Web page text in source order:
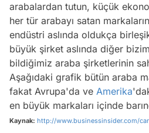
arabalardan tutun, küçük
her tür arabayı satan
endüstri aslında oldukça
büyük şirket aslında diğer
bildiğimiz araba şirketlerinin
Aşağıdaki grafik bütün araba
fakat Avrupa'da ve Amerika
en büyük markaları içinde
Kaynak: http://www.businessinsider.com/